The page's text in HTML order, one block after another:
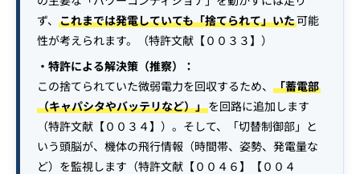
ず、 これまでは発電していても「捨てられて」いた可能
性が考えられます。（特許文献【００３３】）
・特許による解決策（推察）：
この捨てられていた微弱電力を回収するため、 「蓄電部
（キャパシタやバッテリなど）」を回路に追加します
（特許文献【００３４】）。そして、「切替制御部」と
いう頭脳が、機体の飛行情報（時間帯、姿勢、発電量な
ど）を監視します（特許文献【００４６】【００４